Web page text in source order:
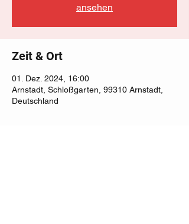
ansehen
Zeit & Ort
01. Dez. 2024, 16:00
Arnstadt, Schloßgarten, 99310 Arnstadt,
Deutschland